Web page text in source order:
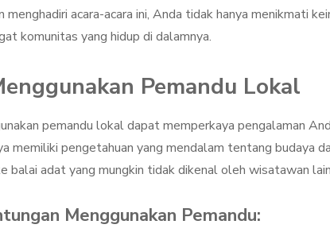
menghadiri acara-acara ini, Anda tidak hanya menikmati
komunitas yang hidup di dalamnya.
Pemandu Lokal
pemandu lokal dapat memperkaya pengalaman
memiliki pengetahuan yang mendalam tentang budaya
balai adat yang mungkin tidak dikenal oleh wisatawan
Menggunakan Pemandu: